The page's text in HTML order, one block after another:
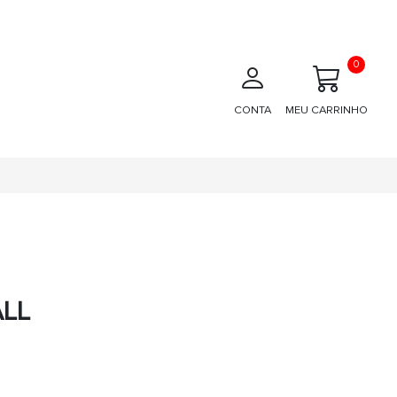
CONTA MEU CARRINHO
0